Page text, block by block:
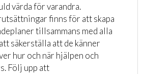
värda för varandra.
finns för att skapa
tillsammans med alla
säkerställa att de känner
hur och när hjälpen och
Följ upp att